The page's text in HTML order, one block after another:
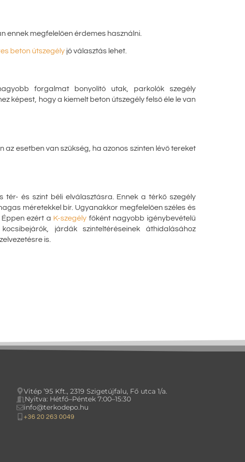
ennek megfelelően érdemes használni.
beton útszegély jó választás lehet.
forgalmat bonyolító utak, parkolók szegély
képest, hogy a kiemelt beton útszegély felső éle le van
esetben van szükség, ha azonos szinten lévő tereket
tér- és szint béli elválasztásra. Ennek a térkő szegély
méretekkel bír. Ugyanakkor megfelelően széles és
ezért a K-szegély főként nagyobb igénybevételű
járdák szinteltéréseinek áthidalásához
is.
Vitép ’95 Kft., 2319 Szigetújfalu, Fő utca 1/a.
Nyitva: Hétfő–Péntek 7:00–15:30
info@terkodepo.hu
+36 20 263 0049